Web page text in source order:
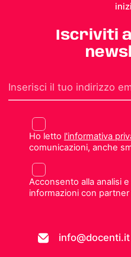
Iscriviti
Ho letto l'informativa
comunicazioni, anche
Acconsento alla analisi
informazioni con
info@docenti.it